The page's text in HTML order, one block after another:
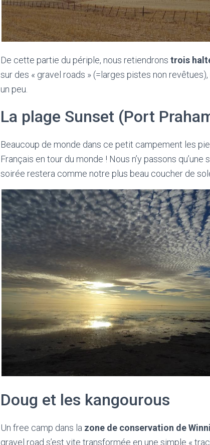
De cette partie du périple, nous retiendrons trois
sur des « gravel roads » (=larges pistes non
un peu.
La plage Sunset (Port
Beaucoup de monde dans ce petit campement les
Français en tour du monde ! Nous n’y passons
soirée restera comme notre plus beau coucher de
Doug et les kangourous
Un free camp dans la zone de conservation de
gravel road s’est vite transformée en une simple «